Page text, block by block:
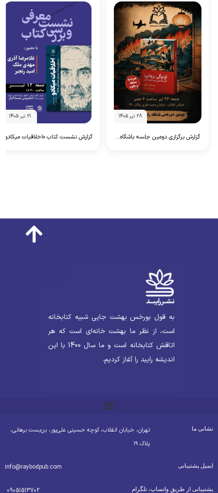
28 تیر 1405
گزارش برگزاری دومین جلسه باشگاه... گزارش نشست کتاب «اخلاقیات میکادو»
به قول بورخس بهشت جایی شبیه کتابخانه
است، از نظر ما بهشت خانه‌ای است که هر
اتاقش کتابخانه است و ما سال 1400 با این
اندیشه رایبد را آغاز کردیم.
ما
تهران، خیابان انقلاب، کوچه حسینی علی‌پور، بن‌بست برهانی،
پلاک ۱۹
پشتیبانی info@raybodpub.com
از طریق واتساپ، تلگرام 09051513702